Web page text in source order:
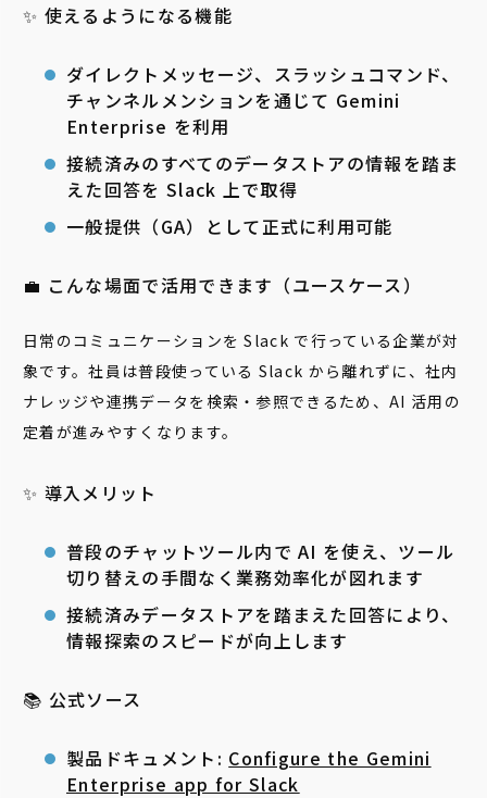
✨ 使えるようになる機能
ダイレクトメッセージ、スラッシュコマンド、
チャンネルメンションを通じて Gemini
Enterprise を利用
接続済みのすべてのデータストアの情報を踏ま
えた回答を Slack 上で取得
一般提供（GA）として正式に利用可能
💼 こんな場面で活用できます（ユースケース）
日常のコミュニケーションを Slack で行っている企業が対
象です。社員は普段使っている Slack から離れずに、社内
ナレッジや連携データを検索・参照できるため、AI 活用の
定着が進みやすくなります。
✨ 導入メリット
普段のチャットツール内で AI を使え、ツール
切り替えの手間なく業務効率化が図れます
接続済みデータストアを踏まえた回答により、
情報探索のスピードが向上します
📚 公式ソース
製品ドキュメント: Configure the Gemini
Enterprise app for Slack